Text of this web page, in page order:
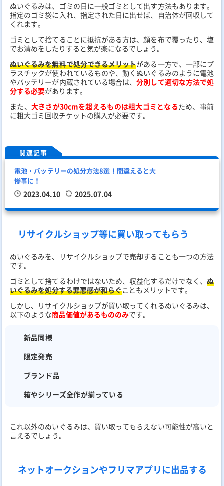
ぬいぐるみは、ゴミの日に一般ゴミとして出す方法もあります。
指定のゴミ袋に入れ、指定された日に出せば、自治体が回収して
くれます。
ゴミとして捨てることに抵抗がある方は、顔を布で覆ったり、塩
でお清めをしたりすると気が楽になるでしょう。
ぬいぐるみを無料で処分できるメリットがある一方で、一部にプ
ラスチックが使われているものや、動くぬいぐるみのように電池
やバッテリーが内蔵されている場合は、分別して適切な方法で処
分する必要があります。
また、 大きさが30cmを超えるものは粗大ゴミとなるため、事前
に粗大ゴミ回収チケットの購入が必要です。
関連記事
電池・バッテリーの処分方法8選！間違えると大
惨事に！
2023.04.10 2025.07.04
リサイクルショップ等に買い取ってもらう
ぬいぐるみを、リサイクルショップで売却することも一つの方法
です。
ゴミとして捨てるわけではないため、収益化するだけでなく、 ぬ
いぐるみを処分する罪悪感が和らぐこともメリットです。
しかし、リサイクルショップが買い取ってくれるぬいぐるみは、
以下のような商品価値があるもののみです。
新品同様
限定発売
ブランド品
箱やシリーズ全作が揃っている
これ以外のぬいぐるみは、買い取ってもらえない可能性が高いと
言えるでしょう。
ネットオークションやフリマアプリに出品する